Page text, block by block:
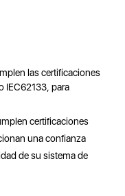
las certificaciones
IEC62133, para
certificaciones
una confianza
de su sistema de